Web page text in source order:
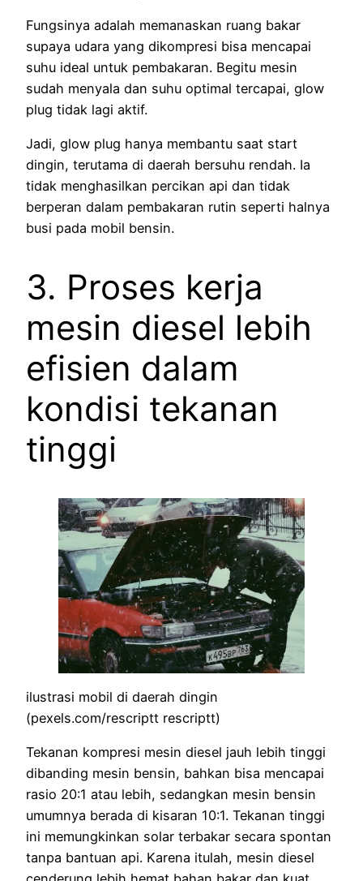
Fungsinya adalah memanaskan ruang bakar
supaya udara yang dikompresi bisa mencapai
suhu ideal untuk pembakaran. Begitu mesin
sudah menyala dan suhu optimal tercapai, glow
plug tidak lagi aktif.
Jadi, glow plug hanya membantu saat start
dingin, terutama di daerah bersuhu rendah. Ia
tidak menghasilkan percikan api dan tidak
berperan dalam pembakaran rutin seperti halnya
busi pada mobil bensin.
3. Proses kerja
mesin diesel lebih
efisien dalam
kondisi tekanan
tinggi
ilustrasi mobil di daerah dingin
(pexels.com/rescriptt rescriptt)
Tekanan kompresi mesin diesel jauh lebih tinggi
dibanding mesin bensin, bahkan bisa mencapai
rasio 20:1 atau lebih, sedangkan mesin bensin
umumnya berada di kisaran 10:1. Tekanan tinggi
ini memungkinkan solar terbakar secara spontan
tanpa bantuan api. Karena itulah, mesin diesel